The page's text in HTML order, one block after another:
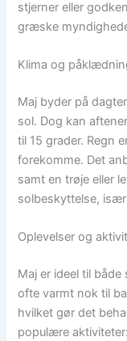
stjerner eller
græske
Klima og
Maj byder på
sol. Dog kan
til 15 grader. Regn
forekomme. Det
samt en trøje eller
solbeskyttelse,
Oplevelser og
Maj er ideel til
ofte varmt nok til
hvilket gør det
populære aktiviteter: